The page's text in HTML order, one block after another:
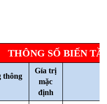
THÔNG SỐ BIẾN
thông
Gía trị
mặc
định